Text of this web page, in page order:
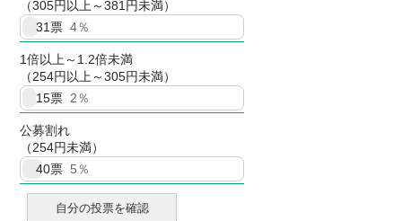
（305円以上～381円未満）
31票 4％
1倍以上～1.2倍未満
（254円以上～305円未満）
15票 2％
公募割れ
（254円未満）
40票 5％
自分の投票を確認